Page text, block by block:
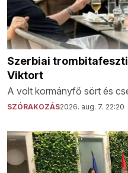
Szerbiai
Viktort
A volt kormányfő sört és
SZÓRAKOZÁS2026. aug. 7. 22:20